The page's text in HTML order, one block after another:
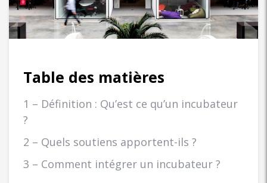
Table des matières
1 – Définition : Qu’est ce qu’un incubateur
?
2 – Quels soutiens apportent-ils ?
3 – Comment intégrer un incubateur ?